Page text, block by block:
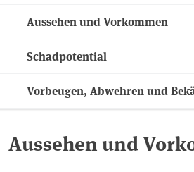
Aussehen und Vorkommen
Schadpotential
Vorbeugen, Abwehren und
Aussehen und